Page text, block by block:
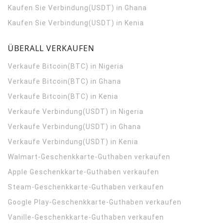
Kaufen Sie Verbindung(USDT) in Ghana
Kaufen Sie Verbindung(USDT) in Kenia
ÜBERALL VERKAUFEN
Verkaufe Bitcoin(BTC) in Nigeria
Verkaufe Bitcoin(BTC) in Ghana
Verkaufe Bitcoin(BTC) in Kenia
Verkaufe Verbindung(USDT) in Nigeria
Verkaufe Verbindung(USDT) in Ghana
Verkaufe Verbindung(USDT) in Kenia
Walmart-Geschenkkarte-Guthaben verkaufen
Apple Geschenkkarte-Guthaben verkaufen
Steam-Geschenkkarte-Guthaben verkaufen
Google Play-Geschenkkarte-Guthaben verkaufen
Vanille-Geschenkkarte-Guthaben verkaufen